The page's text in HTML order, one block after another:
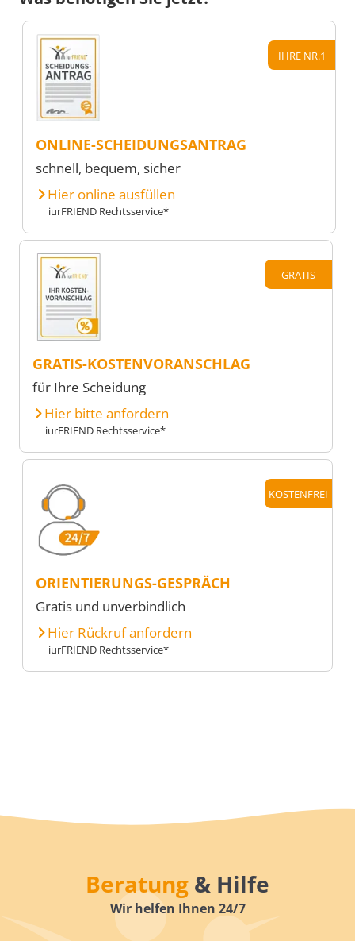
IHRE NR.1
ONLINE-SCHEIDUNGSANTRAG
schnell, bequem, sicher
Hier online ausfüllen
iurFRIEND Rechtsservice*
GRATIS
GRATIS-KOSTENVORANSCHLAG
für Ihre Scheidung
Hier bitte anfordern
iurFRIEND Rechtsservice*
KOSTENFREI
ORIENTIERUNGS-GESPRÄCH
Gratis und unverbindlich
Hier Rückruf anfordern
iurFRIEND Rechtsservice*
Beratung & Hilfe
Wir helfen Ihnen 24/7